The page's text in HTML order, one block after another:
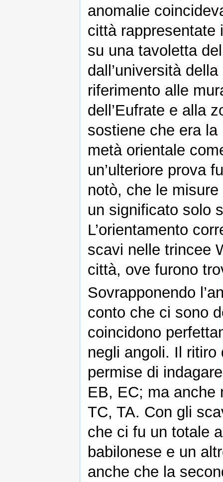
anomalie
città rappresentate
su una tavoletta
dall’università
riferimento alle
dell’Eufrate e alla
sostiene che era la
metà orientale
un’ulteriore prova
notò, che le
un significato solo
L’orientamento
scavi nelle trincee
città, ove furono
Sovrapponendo
conto che ci sono
coincidono
negli angoli. Il
permise di
EB, EC; ma anche
TC, TA. Con gli
che ci fu un totale
babilonese e un
anche che la